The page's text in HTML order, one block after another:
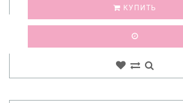
КУПИТЬ